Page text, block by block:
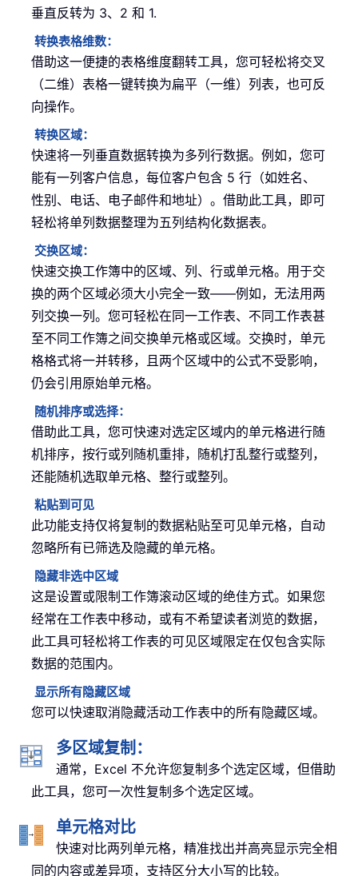
垂直反转为 3、2 和 1.
转换表格维数：
借助这一便捷的表格维度翻转工具，您可轻松将交叉
（二维）表格一键转换为扁平（一维）列表，也可反
向操作。
转换区域：
快速将一列垂直数据转换为多列行数据。例如，您可
能有一列客户信息，每位客户包含 5 行（如姓名、
性别、电话、电子邮件和地址）。借助此工具，即可
轻松将单列数据整理为五列结构化数据表。
交换区域：
快速交换工作簿中的区域、列、行或单元格。用于交
换的两个区域必须大小完全一致——例如，无法用两
列交换一列。您可轻松在同一工作表、不同工作表甚
至不同工作簿之间交换单元格或区域。交换时，单元
格格式将一并转移，且两个区域中的公式不受影响，
仍会引用原始单元格。
随机排序或选择：
借助此工具，您可快速对选定区域内的单元格进行随
机排序，按行或列随机重排，随机打乱整行或整列，
还能随机选取单元格、整行或整列。
粘贴到可见
此功能支持仅将复制的数据粘贴至可见单元格，自动
忽略所有已筛选及隐藏的单元格。
隐藏非选中区域
这是设置或限制工作簿滚动区域的绝佳方式。如果您
经常在工作表中移动，或有不希望读者浏览的数据，
此工具可轻松将工作表的可见区域限定在仅包含实际
数据的范围内。
显示所有隐藏区域
您可以快速取消隐藏活动工作表中的所有隐藏区域。
多区域复制：
通常，Excel 不允许您复制多个选定区域，但借助
此工具，您可一次性复制多个选定区域。
单元格对比
快速对比两列单元格，精准找出并高亮显示完全相
同的内容或差异项，支持区分大小写的比较。